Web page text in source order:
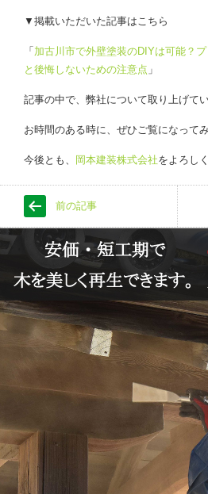
▼掲載いただいた記事はこちら
「 加古川市で外壁塗装のDIYは可能？
と後悔しないための注意点 」
記事の中で、弊社について取り上げて
お時間のある時に、ぜひご覧になって
今後とも、 岡本建装株式会社をよろし
前の記事